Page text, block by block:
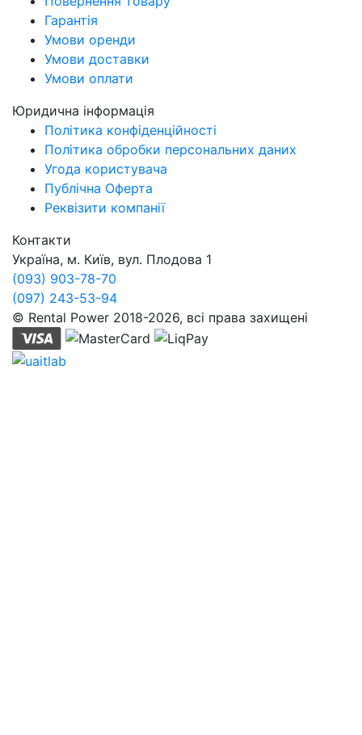
Гарантія
Умови оренди
Умови доставки
Умови оплати
Юридична інформація
Політика конфіденційності
Політика обробки персональних даних
Угода користувача
Публічна Оферта
Реквізити компанії
Контакти
Україна, м. Київ, вул. Плодова 1
(093) 903-78-70
(097) 243-53-94
© Rental Power 2018-2026, всі права захищені